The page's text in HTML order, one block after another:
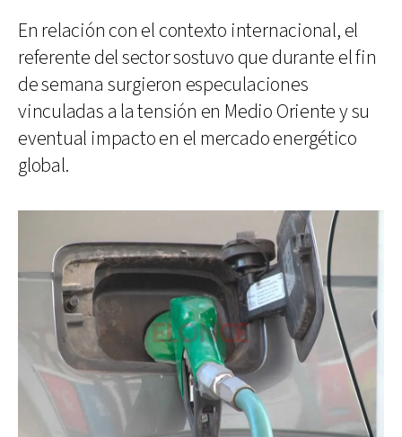
En relación con el contexto internacional, el
referente del sector sostuvo que durante el fin
de semana surgieron especulaciones
vinculadas a la tensión en Medio Oriente y su
eventual impacto en el mercado energético
global.